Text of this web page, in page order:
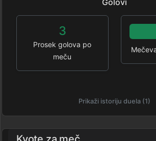
Golovi
3
Prosek golova po
meču
Prikaži istoriju duela (1)